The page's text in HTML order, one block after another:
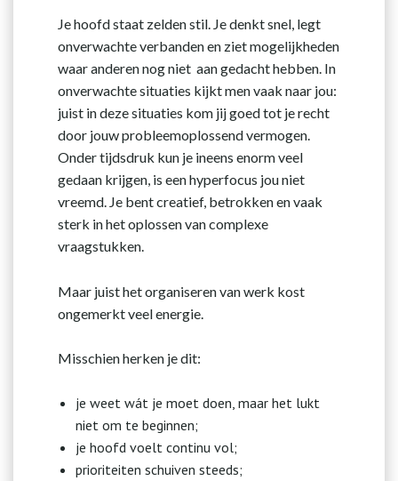
Je hoofd staat zelden stil. Je denkt snel, legt
onverwachte verbanden en ziet mogelijkheden
waar anderen nog niet aan gedacht hebben. In
onverwachte situaties kijkt men vaak naar jou:
juist in deze situaties kom jij goed tot je recht
door jouw probleemoplossend vermogen.
Onder tijdsdruk kun je ineens enorm veel
gedaan krijgen, is een hyperfocus jou niet
vreemd. Je bent creatief, betrokken en vaak
sterk in het oplossen van complexe
vraagstukken.
Maar juist het organiseren van werk kost
ongemerkt veel energie.
Misschien herken je dit:
je weet wát je moet doen, maar het lukt
niet om te beginnen;
je hoofd voelt continu vol;
prioriteiten schuiven steeds;